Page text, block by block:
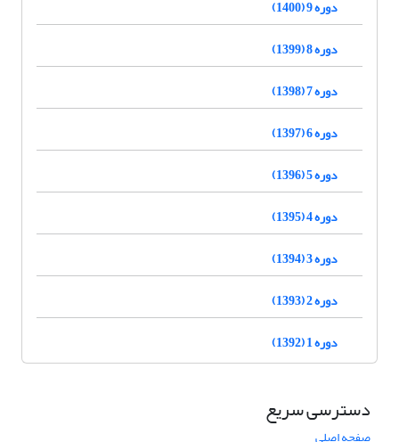
دوره 9 (1400)
دوره 8 (1399)
دوره 7 (1398)
دوره 6 (1397)
دوره 5 (1396)
دوره 4 (1395)
دوره 3 (1394)
دوره 2 (1393)
دوره 1 (1392)
دسترسی سریع
صفحه اصلی